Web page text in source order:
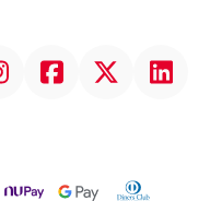
Facebook Linkedin
NuPay Google PayDiners Club